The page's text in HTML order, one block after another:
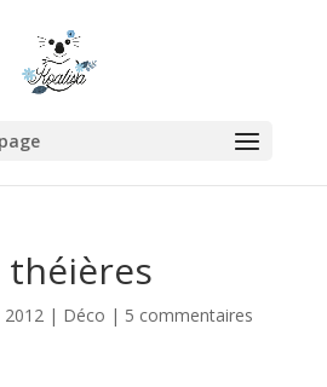
théières
2012| Déco | 5 commentaires